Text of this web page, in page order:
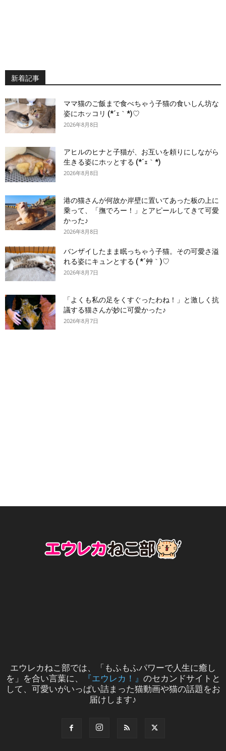
新着記事
ママ猫のご飯まで食べちゃう子猫の食いしん坊な
姿にホッコリ (*´ｪ｀*)♡
2026年8月8日
アヒルのヒナと子猫が、お互いを頼りにしながら
生きる姿にホッとする (*´ｪ｀*)
2026年8月8日
港の猫さんが何故か岸壁に置いてあった板の上に
乗って、「撫でろー！」とアピールしてきて可愛
かった♪
2026年8月8日
バンザイしたまま眠っちゃう子猫。その可愛さ溢
れる姿にキュンとする ( *´艸｀)♡
2026年8月7日
「よくも私の足をくすぐったわね！」と激しく抗
議する猫さんが妙に可愛かった♪
2026年8月7日
エウレカねこ部では、「もふもふパワーで人生に癒し
を」を合い言葉に、
『エウレカ！』 のセカンドサイトと
して、可愛いがいっぱい詰まった猫動画や猫の話題をお
届けします♪